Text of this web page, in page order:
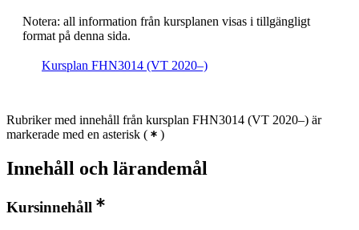
Notera: all information från kursplanen visas i tillgängligt
format på denna sida.
Kursplan FHN3014 (VT 2020–)
Rubriker med innehåll från kursplan FHN3014 (VT 2020–) är
markerade med en asterisk ( )
Innehåll och lärandemål
Kursinnehåll